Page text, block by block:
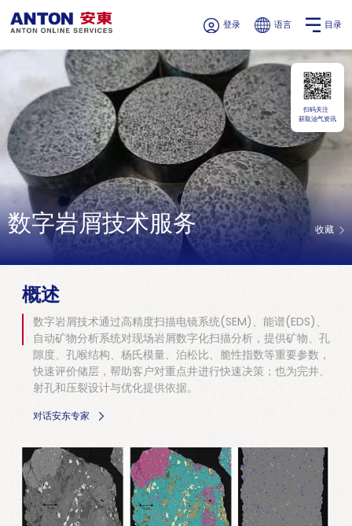
扫码关注
获取油气资讯
登录 语言 目录
数字岩屑技术服务 收藏
概述
数字岩屑技术通过高精度扫描电镜系统(SEM)、能谱(EDS)、
自动矿物分析系统对现场岩屑数字化扫描分析，提供矿物、孔
隙度、孔喉结构、杨氏模量、泊松比、脆性指数等重要参数，
快速评价储层，帮助客户对重点井进行快速决策；也为完井、
射孔和压裂设计与优化提供依据。
对话安东专家